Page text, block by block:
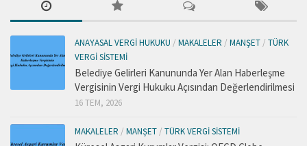
ANAYASAL VERGI HUKUKU / MAKALELER / MANŞET / TÜRK
VERGI SISTEMI
Belediye Gelirleri Kanununda Yer Alan Haberleşme
Vergisinin Vergi Hukuku Açısından Değerlendirilmesi
16 TEM, 2026
MAKALELER / MANŞET / TÜRK VERGI SISTEMI